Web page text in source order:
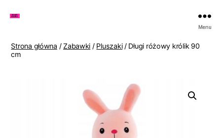
Lenki
Menu
Strona główna /Zabawki / Pluszaki/ Długi różowy królik 90
cm